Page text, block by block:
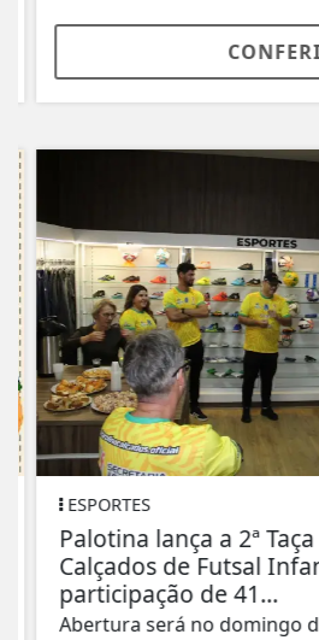
ESPORTES
Palotina lança a 2ª Taça
Calçados de Futsal
participação de 41...
Abertura será no domingo